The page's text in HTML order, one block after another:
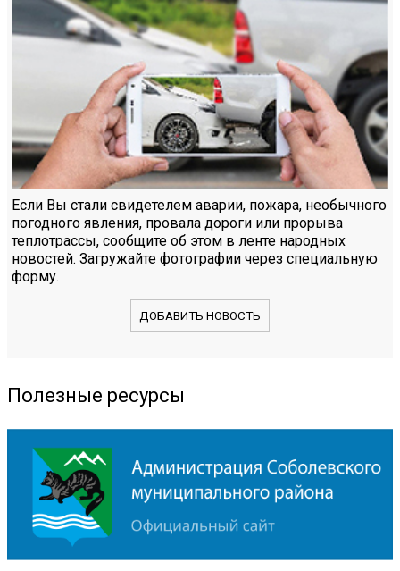
Если Вы стали свидетелем аварии, пожара, необычного
погодного явления, провала дороги или прорыва
теплотрассы, сообщите об этом в ленте народных
новостей. Загружайте фотографии через специальную
форму.
ДОБАВИТЬ НОВОСТЬ
Полезные ресурсы